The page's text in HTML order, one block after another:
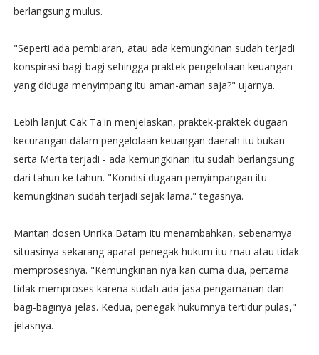
berlangsung mulus.
"Seperti ada pembiaran, atau ada kemungkinan sudah terjadi
konspirasi bagi-bagi sehingga praktek pengelolaan keuangan
yang diduga menyimpang itu aman-aman saja?" ujarnya.
Lebih lanjut Cak Ta'in menjelaskan, praktek-praktek dugaan
kecurangan dalam pengelolaan keuangan daerah itu bukan
serta Merta terjadi - ada kemungkinan itu sudah berlangsung
dari tahun ke tahun. "Kondisi dugaan penyimpangan itu
kemungkinan sudah terjadi sejak lama." tegasnya.
Mantan dosen Unrika Batam itu menambahkan, sebenarnya
situasinya sekarang aparat penegak hukum itu mau atau tidak
memprosesnya. "Kemungkinan nya kan cuma dua, pertama
tidak memproses karena sudah ada jasa pengamanan dan
bagi-baginya jelas. Kedua, penegak hukumnya tertidur pulas,"
jelasnya.